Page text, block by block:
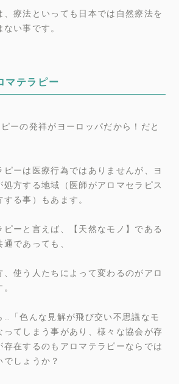
、療法といっても日本では自然療法を
い事です。
マテラピー
ーの発祥がヨーロッパだから！だと
ピーは医療行為ではありませんが、ヨ
方する地域（医師がアロマセラピス
る事）もあます。
ーと言えば、【天然なモノ】である
であっても、
使う人たちによって変わるのがアロ
…「色んな見解が飛び交い不思議なモ
ってしまう事があり、様々な協会が存
在するのもアロマテラピーならでは
しょうか？